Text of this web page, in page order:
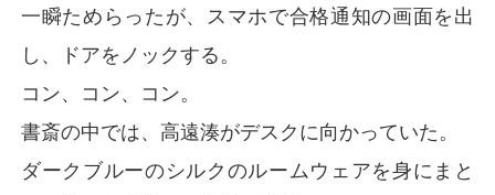
一瞬ためらったが、スマホで合格通知の画面を出
し、ドアをノックする。
コン、コン、コン。
書斎の中では、高遠湊がデスクに向かっていた。
ダークブルーのシルクのルームウェアを身にまと